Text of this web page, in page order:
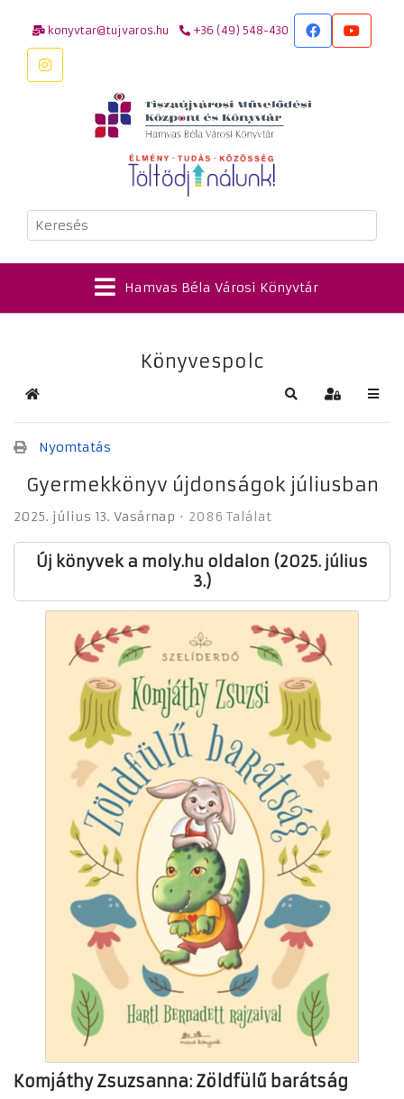
konyvtar@tujvaros.hu +36 (49) 548-430
Keresés
Hamvas Béla Városi Könyvtár
Könyvespolc
Kezdőlap Keresés
Nyomtatás
Gyermekkönyv újdonságok júliusban
2025. július 13. Vasárnap 2086 Találat
Új könyvek a moly.hu oldalon (2025. július
3.)
Komjáthy Zsuzsanna: Zöldfülű barátság